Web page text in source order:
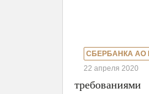
СБЕРБАНКА АО
22 апреля 2020